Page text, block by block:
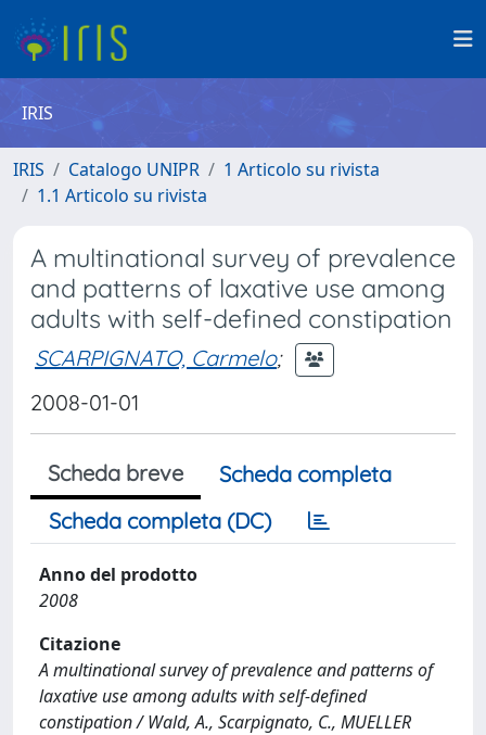
IRIS
IRIS Catalogo UNIPR
1 Articolo su rivista
1.1 Articolo su rivista
A multinational survey of prevalence
and patterns of laxative use among
adults with self-defined constipation
SCARPIGNATO, Carmelo;
2008-01-01
Scheda breve
Scheda completa
Scheda completa (DC)
Anno del prodotto
2008
Citazione
A multinational survey of prevalence and patterns of
laxative use among adults with self-defined
constipation / Wald, A., Scarpignato, C., MUELLER